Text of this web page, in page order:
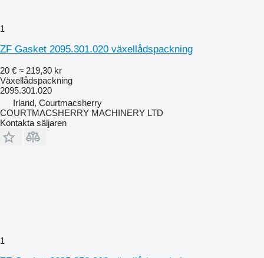
1
ZF Gasket 2095.301.020 växellådspackning
20 € ≈ 219,30 kr
Växellådspackning
2095.301.020
Irland, Courtmacsherry
COURTMACSHERRY MACHINERY LTD
Kontakta säljaren
1